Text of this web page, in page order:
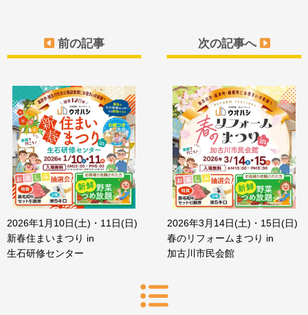
前の記事
2026年1月10日(土)・11日(日)
新春住まいまつり in
生石研修センター
次の記事へ
2026年3月14日(土)・15日(日)
春のリフォームまつり in
加古川市民会館